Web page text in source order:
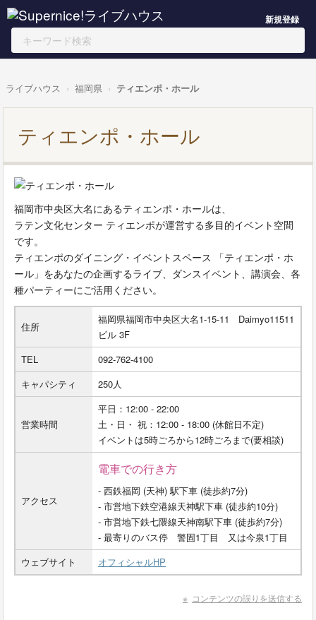
新規登録
ライブハウス 福岡県 ティエンポ・ホール
ティエンポ・ホール
福岡市中央区大名にあるティエンポ・ホールは、
ラテン文化センター ティエンポが運営する多目的イベント空間
です。
ティエンポのダイニング・イベントスペース 「ティエンポ・ホ
ール」をあなたの企画するライブ、ダンスイベント、講演会、各
種パーティーにご活用ください。
住所
福岡県福岡市中央区大名1-15-11 Daimyo11511
ビル 3F
TEL
092-762-4100
キャパシティ
250人
営業時間
平日：12:00 - 22:00
土・日・ 祝：12:00 - 18:00 (休館日不定)
イベントは5時ごろから12時ごろまで(要相談)
アクセス
電車での行き方
- 西鉄福岡 (天神) 駅下車 (徒歩約7分)
- 市営地下鉄空港線天神駅下車 (徒歩約10分)
- 市営地下鉄七隈線天神南駅下車 (徒歩約7分)
- 最寄りのバス停 警固1丁目 又は今泉1丁目
ウェブサイト
オフィシャルHP
コンテンツの誤りを送信する